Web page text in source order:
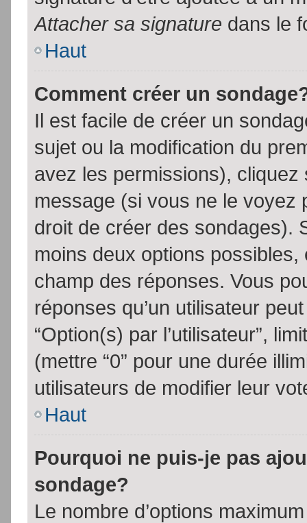
Attacher sa signature dans le
Haut
Comment créer un
Il est facile de créer un
sujet ou la modification du
avez les permissions), cliquez
message (si vous ne le voyez
droit de créer des sondages).
moins deux options
champ des réponses. Vous
réponses qu’un utilisateur
“Option(s) par l’utilisateur”,
(mettre “0” pour une durée
utilisateurs de modifier leur
Haut
Pourquoi ne puis-je pas
sondage?
Le nombre d’options